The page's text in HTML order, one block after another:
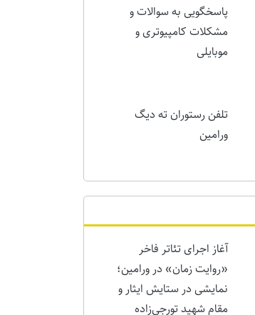
پاسخگویی به سوالات و
ورامین
آغاز اجرای تئاتر فاخر